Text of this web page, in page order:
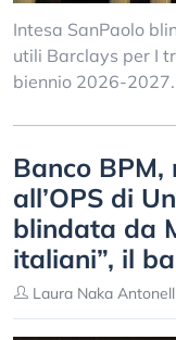
Intesa SanPaolo
utili Barclays per I
biennio 2026-
Banco
all’OPS di
blindata da
italiani”, il
Laura Naka